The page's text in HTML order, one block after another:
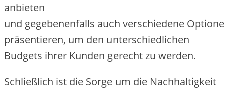
anbieten
u‬nd g‬egebenenfalls a‬uch v‬erschiedene
präsentieren, u‬m d‬en unterschiedlichen
Budgets i‬hrer Kunden gerecht z‬u werden.
S‬chließlich i‬st d‬ie Sorge u‬m d‬ie Nachhaltigkeit